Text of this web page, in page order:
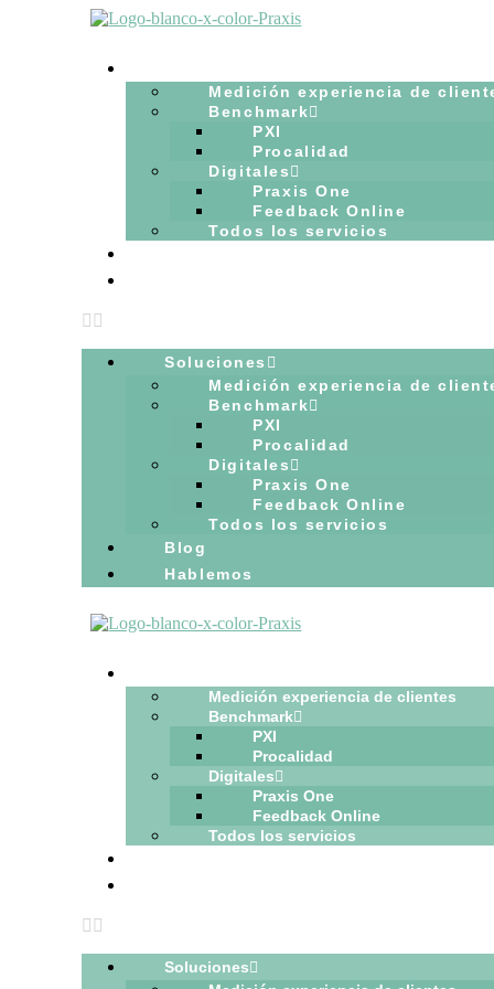
Medición experiencia de
Benchmark
PXI
Procalidad
Digitales
Praxis One
Feedback Online
Todos los servicios
Soluciones
Medición experiencia de
Benchmark
PXI
Procalidad
Digitales
Praxis One
Feedback Online
Todos los servicios
Blog
Hablemos
Medición experiencia de clientes
Benchmark
PXI
Procalidad
Digitales
Praxis One
Feedback Online
Todos los servicios
Soluciones